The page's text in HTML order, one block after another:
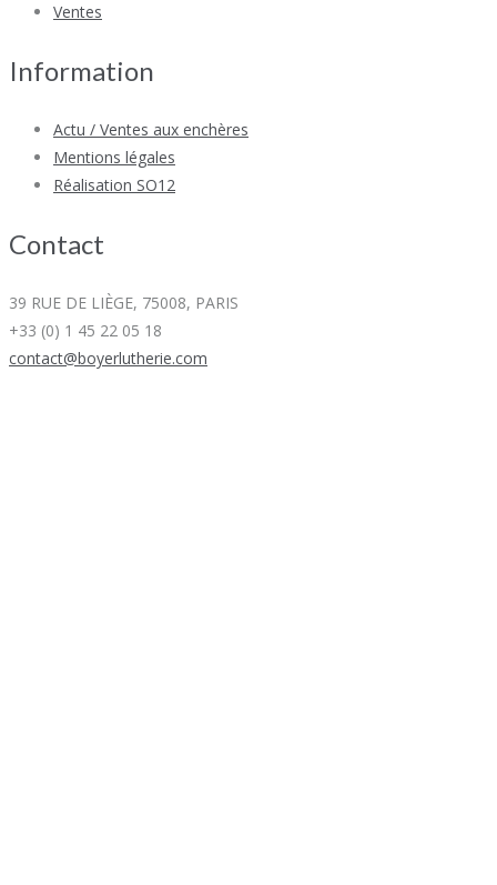
Ventes
Information
Actu / Ventes aux enchères
Mentions légales
Réalisation SO12
Contact
39 RUE DE LIÈGE, 75008, PARIS
+33 (0) 1 45 22 05 18
contact@boyerlutherie.com